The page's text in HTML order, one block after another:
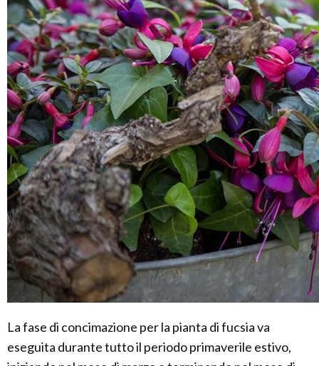
La fase di concimazione per la pianta di fucsia va
eseguita durante tutto il periodo primaverile estivo,